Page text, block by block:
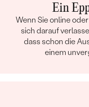
Ein
Wenn Sie online
sich darauf
dass schon die
einem